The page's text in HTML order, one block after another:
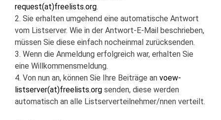
request(at)freelists.org.
2. Sie erhalten umgehend eine automatische Antwort
vom Listserver. Wie in der Antwort-E-Mail beschrieben,
müssen Sie diese einfach nocheinmal zurücksenden.
3. Wenn die Anmeldung erfolgreich war, erhalten Sie
eine Willkommensmeldung.
4. Von nun an, können Sie Ihre Beiträge an voew-
listserver(at)freelists.org senden, diese werden
automatisch an alle Listserverteilnehmer/nnen verteilt.